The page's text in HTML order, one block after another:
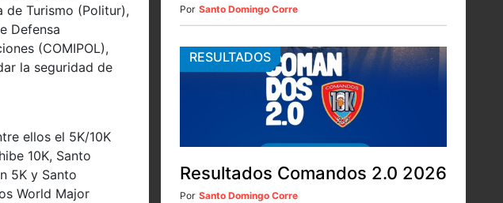
de Turismo (Politur),
Defensa
(COMIPOL),
la seguridad de
ellos el 5K/10K
10K, Santo
5K y Santo
World Major
Por Santo Domingo Corre
RESULTADOS
Resultados Comandos 2.0 2026
Por Santo Domingo Corre